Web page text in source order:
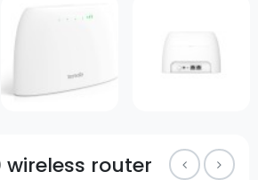
wireless router